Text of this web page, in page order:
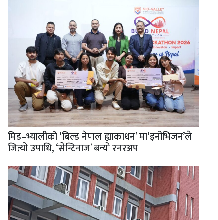
मिड–भ्यालीको ‘बिल्ड नेपाल ह्याकाथन’ मा‘इनोभिजन’ले
जित्यो उपाधि, ‘सेन्टिनाज’ बन्यो रनरअप